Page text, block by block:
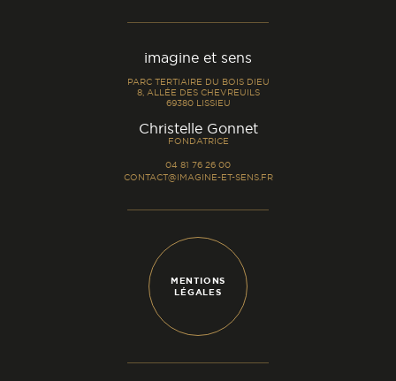
imagine et sens
PARC TERTIAIRE DU BOIS DIEU
8, ALLÉE DES CHEVREUILS
69380 LISSIEU
Christelle Gonnet-
FONDATRICE
04 81 76 26 00
CONTACT@IMAGINE-ET-SENS.FR
MENTIONS
LÉGALES